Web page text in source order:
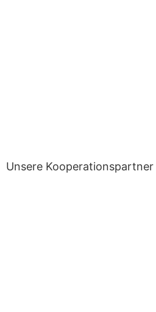
Unsere Kooperationspartner